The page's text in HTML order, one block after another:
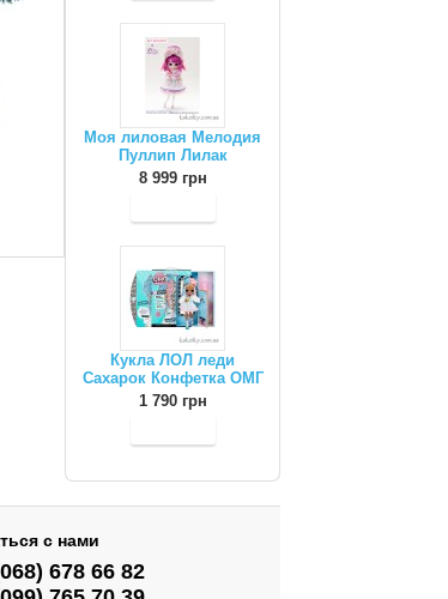
Моя лиловая Мелодия
Пуллип Лилак
8 999 грн
Кукла ЛОЛ леди
Сахарок Конфетка ОМГ
1 790 грн
с нами
678 66 82